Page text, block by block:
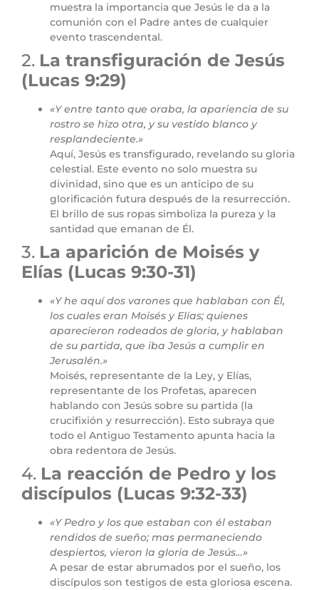
muestra la importancia que Jesús le da a la
comunión con el Padre antes de cualquier
evento trascendental.
2. La transfiguración de Jesús
(Lucas 9:29)
«Y entre tanto que oraba, la apariencia de su
rostro se hizo otra, y su vestido blanco y
resplandeciente.»
Aquí, Jesús es transfigurado, revelando su gloria
celestial. Este evento no solo muestra su
divinidad, sino que es un anticipo de su
glorificación futura después de la resurrección.
El brillo de sus ropas simboliza la pureza y la
santidad que emanan de Él.
3. La aparición de Moisés y
Elías (Lucas 9:30-31)
«Y he aquí dos varones que hablaban con Él,
los cuales eran Moisés y Elías; quienes
aparecieron rodeados de gloria, y hablaban
de su partida, que iba Jesús a cumplir en
Jerusalén.»
Moisés, representante de la Ley, y Elías,
representante de los Profetas, aparecen
hablando con Jesús sobre su partida (la
crucifixión y resurrección). Esto subraya que
todo el Antiguo Testamento apunta hacia la
obra redentora de Jesús.
4. La reacción de Pedro y los
discípulos (Lucas 9:32-33)
«Y Pedro y los que estaban con él estaban
rendidos de sueño; mas permaneciendo
despiertos, vieron la gloria de Jesús…»
A pesar de estar abrumados por el sueño, los
discípulos son testigos de esta gloriosa escena.